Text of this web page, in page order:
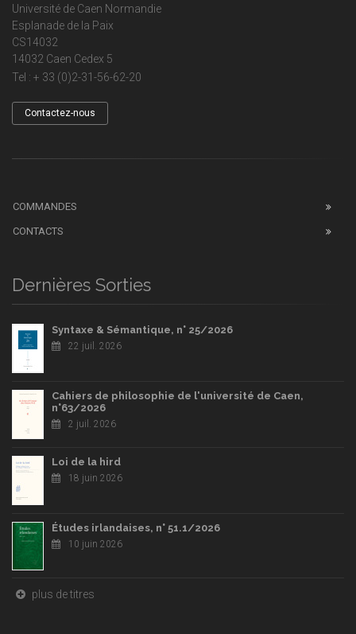
Université de Caen Normandie
Esplanade de la Paix
CS14032
14032 Caen Cedex 5
Tel : + 33 (0)2-31-56-62-20
Contactez-nous
COMMANDES
CONTACTS
Dernières Sorties
Syntaxe & Sémantique, n° 25/2026
22 juil. 2026
Cahiers de philosophie de l'université de Caen,
n°63/2026
2 juil. 2026
Loi de la hird
18 juin 2026
Études irlandaises, n° 51.1/2026
10 juin 2026
plus de titres